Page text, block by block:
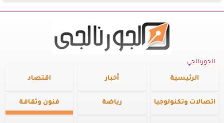
الجورنالجي
الرئيسية أخبار اقتصاد
اتصالات وتكنولوجيا رياضة فنون وثقافة